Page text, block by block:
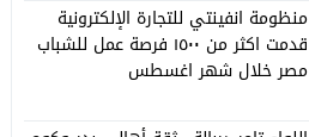
منظومة انفينتي للتجارة الإلكترونية
قدمت اكثر من ١٥٠٠ فرصة عمل للشباب
مصر خلال شهر اغسطس